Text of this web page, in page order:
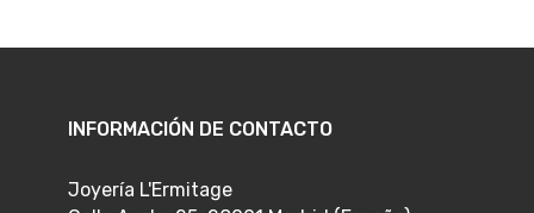
INFORMACIÓN DE CONTACTO
Joyería L'Ermitage